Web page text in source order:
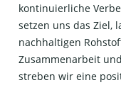
kontinuierliche
setzen uns das Ziel,
nachhaltigen
Zusammenarbeit
streben wir eine